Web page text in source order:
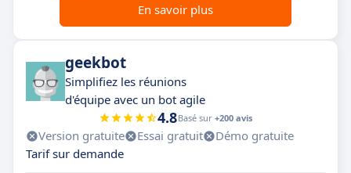
En savoir plus
geekbot
Simplifiez les réunions
d'équipe avec un bot agile
4.8Basé sur +200 avis
Version gratuite Essai gratuit
Démo gratuite
Tarif sur demande